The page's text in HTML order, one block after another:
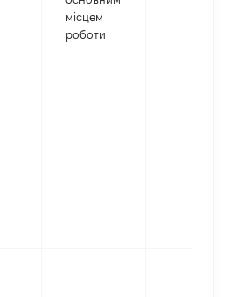
місцем
роботи